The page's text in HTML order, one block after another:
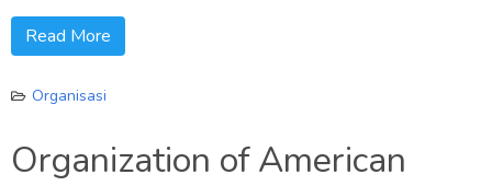
Read More
Organisasi
Organization of American